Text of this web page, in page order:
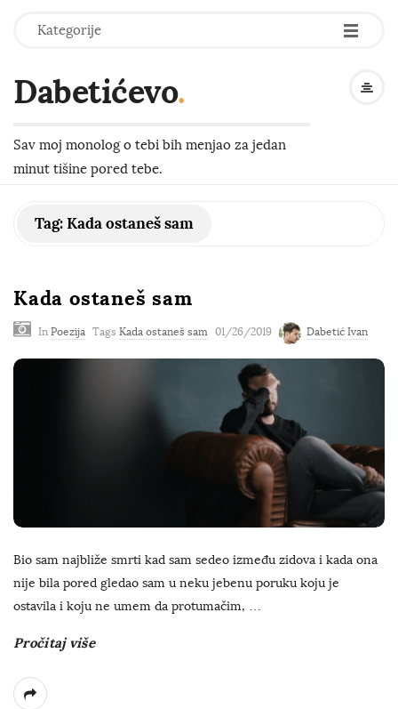
Kategorije -
-
-
Dabetićevo.
Sav moj monolog o tebi bih menjao za jedan
minut tišine pored tebe.
Tag:Kada ostaneš sam
Kada ostaneš sam
In Poezija Tags Kada ostaneš sam 01/26/2019 Dabetić Ivan
Bio sam najbliže smrti kad sam sedeo između zidova i kada ona
nije bila pored gledao sam u neku jebenu poruku koju je
ostavila i koju ne umem da protumačim, …
Pročitaj više